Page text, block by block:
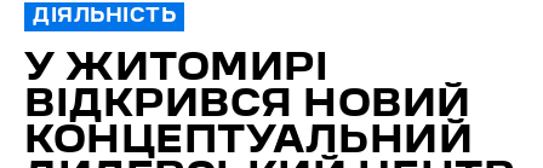
ДІЯЛЬНІСТЬ
У ЖИТОМИРІ
ВІДКРИВСЯ НОВИЙ
КОНЦЕПТУАЛЬНИЙ